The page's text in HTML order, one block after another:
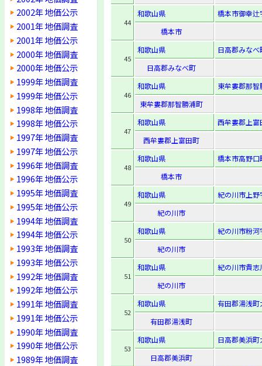
2002年 地価公示
2001年 地価調査
2001年 地価公示
2000年 地価調査
2000年 地価公示
1999年 地価調査
1999年 地価公示
1998年 地価調査
1998年 地価公示
1997年 地価調査
1997年 地価公示
1996年 地価調査
1996年 地価公示
1995年 地価調査
1995年 地価公示
1994年 地価調査
1994年 地価公示
1993年 地価調査
1993年 地価公示
1992年 地価調査
1992年 地価公示
1991年 地価調査
1991年 地価公示
1990年 地価調査
1990年 地価公示
1989年 地価調査
44
和歌山県
橋本市御幸
橋本市
45
和歌山県
日高郡みな
日高郡みなべ町
46
和歌山県
東牟婁郡那
東牟婁郡那智勝浦町
47
和歌山県
西牟婁郡上
西牟婁郡上富田町
48
和歌山県
橋本市高野
橋本市
49
和歌山県
紀の川市上
紀の川市
50
和歌山県
紀の川市粉
紀の川市
51
和歌山県
紀の川市貴
紀の川市
52
和歌山県
有田郡湯浅
有田郡湯浅町
53
和歌山県
日高郡美浜
日高郡美浜町